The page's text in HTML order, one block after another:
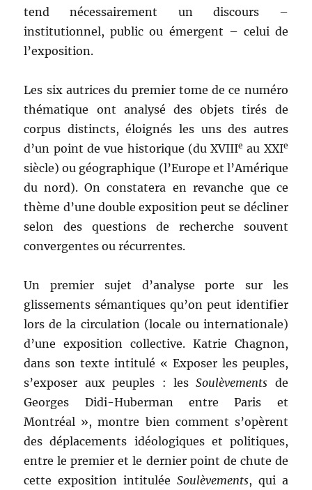
tend nécessairement un discours –
institutionnel, public ou émergent – celui de
l’exposition.
Les six autrices du premier tome de ce numéro
thématique ont analysé des objets tirés de
corpus distincts, éloignés les uns des autres
d’un point de vue historique (du XVIIIe au XXIe
siècle) ou géographique (l’Europe et l’Amérique
du nord). On constatera en revanche que ce
thème d’une double exposition peut se décliner
selon des questions de recherche souvent
convergentes ou récurrentes.
Un premier sujet d’analyse porte sur les
glissements sémantiques qu’on peut identifier
lors de la circulation (locale ou internationale)
d’une exposition collective. Katrie Chagnon,
dans son texte intitulé « Exposer les peuples,
s’exposer aux peuples : lesSoulèvements de
Georges Didi-Huberman entre Paris et
Montréal », montre bien comment s’opèrent
des déplacements idéologiques et politiques,
entre le premier et le dernier point de chute de
cette exposition intitulée Soulèvements, qui a